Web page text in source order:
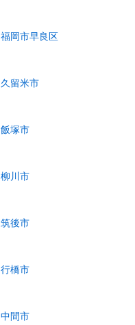
福岡市早良区
久留米市
飯塚市
柳川市
筑後市
行橋市
中間市